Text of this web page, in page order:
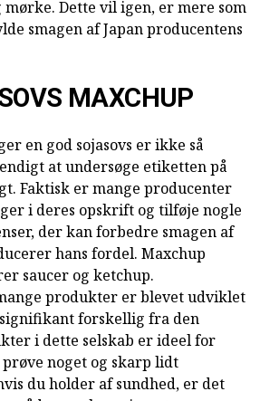
mørke. Dette vil igen, er mere som
smagen af Japan producentens
MAXCHUP
en god sojasovs er ikke så
at undersøge etiketten på
Faktisk er mange producenter
i deres opskrift og tilføje nogle
der kan forbedre smagen af
hans fordel. Maxchup
saucer og ketchup.
produkter er blevet udviklet
forskellig fra den
i dette selskab er ideel for
noget og skarp lidt
du holder af sundhed, er det